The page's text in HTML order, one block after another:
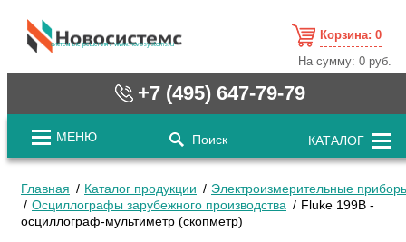
cистемные решения / www.novosystems.ru
Корзина: 0
На сумму:0 руб.
+7 (495) 647-79-79
МЕНЮ Поиск КАТАЛОГ
Главная Каталог продукции
Электроизмерительные
Осциллографы зарубежного производства
Fluke 199B -
осциллограф-мультиметр (скопметр)